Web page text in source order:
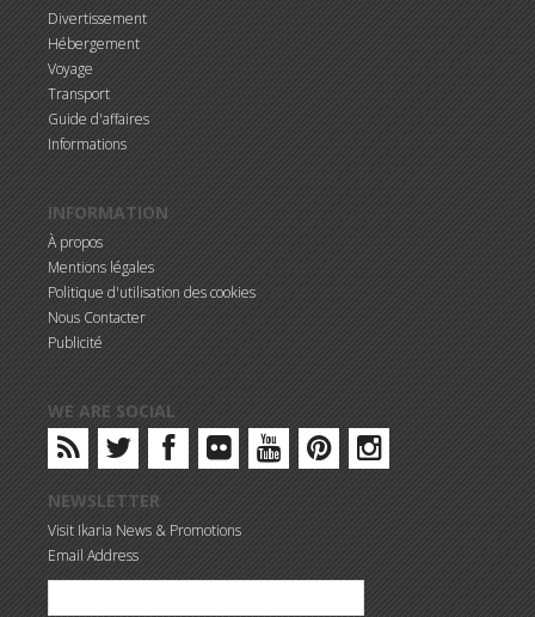
Divertissement
Hébergement
Voyage
Transport
Guide d'affaires
Informations
INFORMATION
À propos
Mentions légales
Politique d'utilisation des cookies
Nous Contacter
Publicité
WE ARE SOCIAL
NEWSLETTER
Visit Ikaria News & Promotions
Email Address